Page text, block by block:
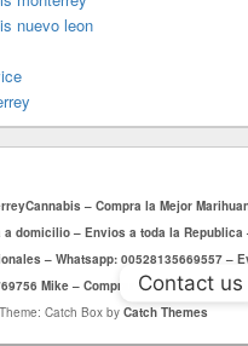
nuevo leon
– Compra la Mejor
domicilio – Envios a toda la Republica
– Whatsapp: 00528135669557 –
Mike – Comprar Mota Monterrey.
Theme: Catch Box by Catch Themes
Contact us